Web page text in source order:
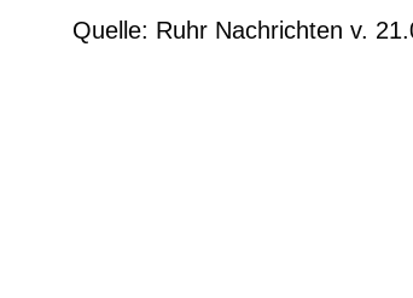
Quelle: Ruhr Nachrichten v.